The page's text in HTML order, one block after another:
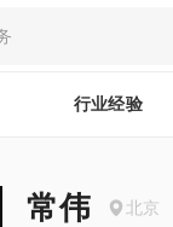
行业经验
常伟 北京